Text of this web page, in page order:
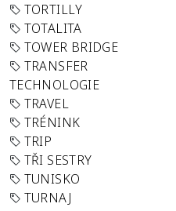
TORTILLY
TOTALITA
TOWER BRIDGE
TRANSFER
TECHNOLOGIE
TRAVEL
TRÉNINK
TRIP
TŘI SESTRY
TUNISKO
TURNAJ